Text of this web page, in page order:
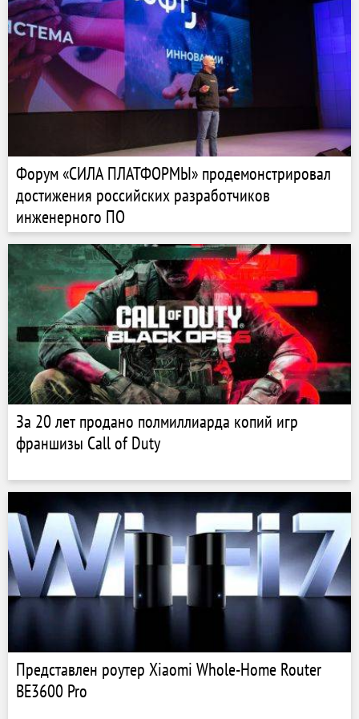
Форум «СИЛА ПЛАТФОРМЫ» продемонстрировал
достижения российских разработчиков
инженерного ПО
За 20 лет продано полмиллиарда копий игр
франшизы Call of Duty
Представлен роутер Xiaomi Whole-Home Router
BE3600 Pro